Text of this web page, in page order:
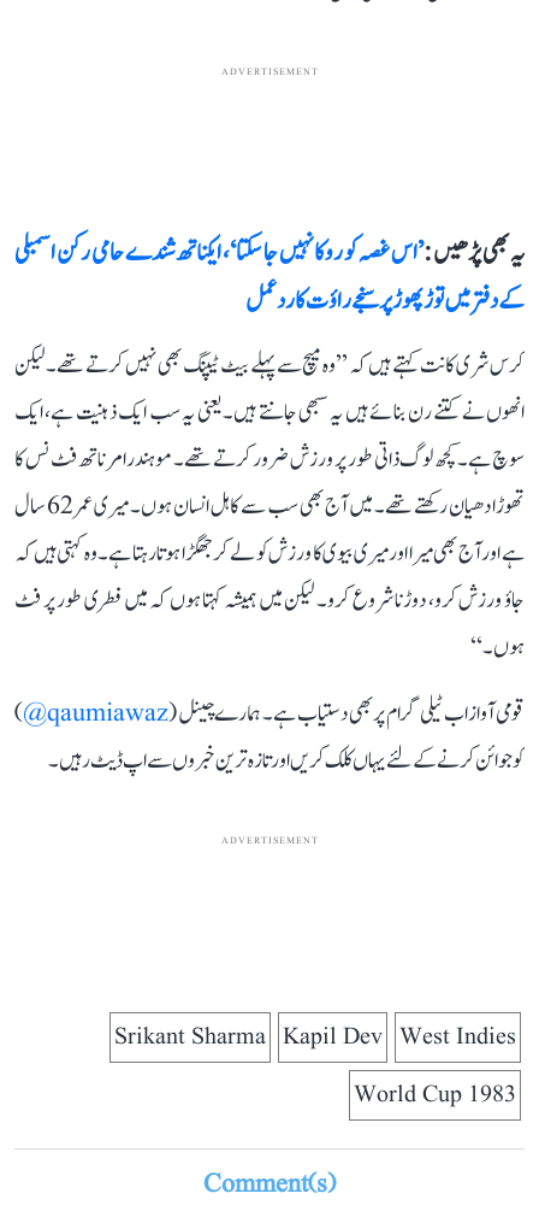
ADVERTISEMENT
یہ بھی پڑھیں :’اس غصہ کو روکا نہیں جا سکتا‘، ایکناتھ شندے حامی رکن اسمبلی
کے دفتر میں توڑ پھوڑ پر سنجے راؤت کا رد عمل
کرس شری کانت کہتے ہیں کہ ’’وہ میچ سے پہلے بیٹ ٹیپنگ بھی نہیں کرتے تھے۔ لیکن
انھوں نے کتنے رن بنائے ہیں یہ سبھی جانتے ہیں۔ یعنی یہ سب ایک ذہنیت ہے، ایک
سوچ ہے۔ کچھ لوگ ذاتی طور پر ورزش ضرور کرتے تھے۔ موہندر امرناتھ فٹ نس کا
تھوڑا دھیان رکھتے تھے۔ میں آج بھی سب سے کاہل انسان ہوں۔ میری عمر 62 سال
ہے اور آج بھی میرا اور میری بیوی کا ورزش کو لے کر جھگڑا ہوتا رہتا ہے۔ وہ کہتی ہیں کہ
جاؤ ورزش کرو، دوڑنا شروع کرو۔ لیکن میں ہمیشہ کہتا ہوں کہ میں فطری طور پر فٹ
ہوں۔‘‘
قومی آواز اب ٹیلی گرام پر بھی دستیاب ہے۔ ہمارے چینل (qaumiawaz@
)
کو جوائن کرنے کے لئے یہاں کلک کریں اور تازہ ترین خبروں سے اپ ڈیٹ رہیں۔
ADVERTISEMENT
West Indies
Kapil Dev
Srikant Sharma
World Cup 1983
Comment(s)